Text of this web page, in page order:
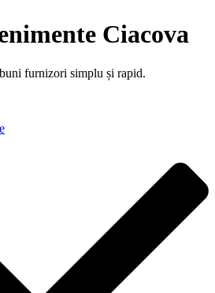
Ciacova
furnizori simplu și rapid.